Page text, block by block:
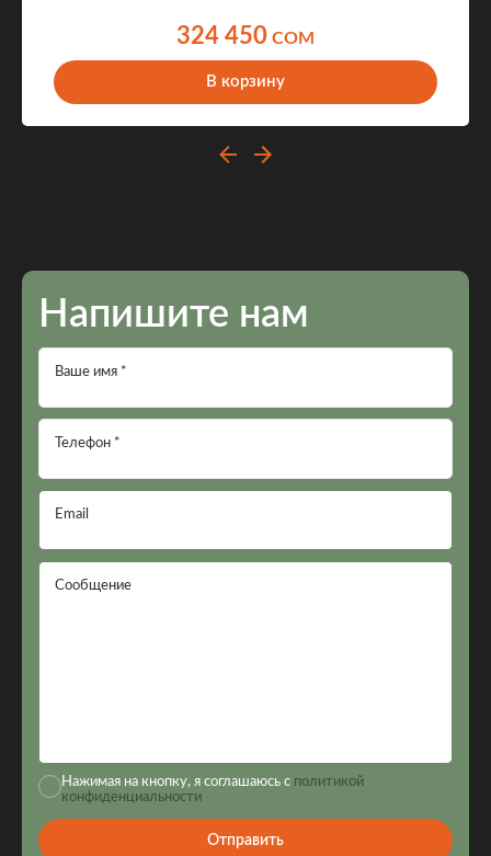
324 450 COM
В корзину
Напишите нам
Ваше имя *
Телефон *
Email
Сообщение
Нажимая на кнопку, я соглашаюсь с политикой
конфиденциальности
Отправить